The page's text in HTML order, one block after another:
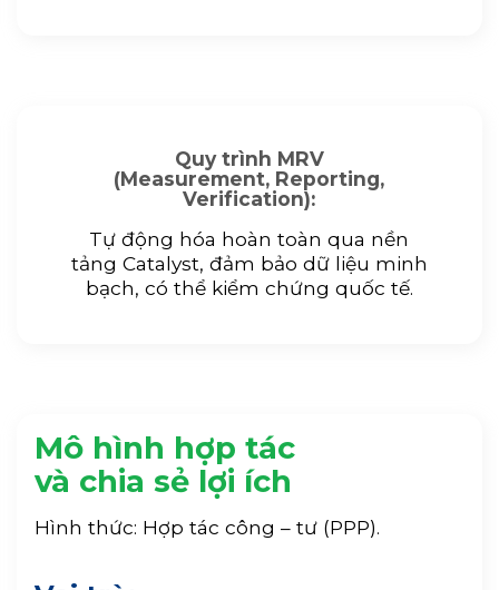
Quy trình MRV
(Measurement, Reporting,
Verification):
Tự động hóa hoàn toàn qua nền
tảng Catalyst, đảm bảo dữ liệu minh
bạch, có thể kiểm chứng quốc tế.
Mô hình hợp tác
và chia sẻ lợi ích
Hình thức: Hợp tác công – tư (PPP).